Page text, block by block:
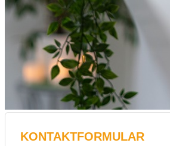
KONTAKTFORMULAR